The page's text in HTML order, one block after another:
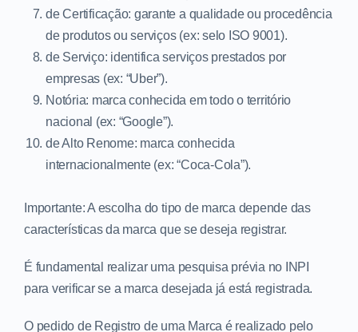
de Certificação: garante a qualidade ou procedência
de produtos ou serviços (ex: selo ISO 9001).
de Serviço: identifica serviços prestados por
empresas (ex: “Uber”).
Notória: marca conhecida em todo o território
nacional (ex: “Google”).
de Alto Renome: marca conhecida
internacionalmente (ex: “Coca-Cola”).
Importante: A escolha do tipo de marca depende das
características da marca que se deseja registrar.
É fundamental realizar uma pesquisa prévia no INPI
para verificar se a marca desejada já está registrada.
O pedido de Registro de uma Marca é realizado pelo